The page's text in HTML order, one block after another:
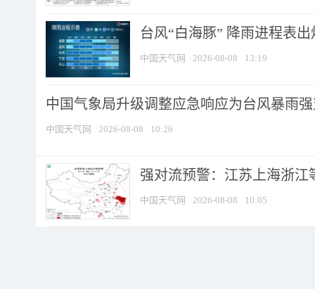
台风“白海豚” 降雨进程表
中国天气网 2026-08-08 13:19
中国气象局升级调整应急响应为台风暴雨
中国天气网 2026-08-08 10:26
强对流预警：江苏上海浙江
中国天气网 2026-08-08 10:05